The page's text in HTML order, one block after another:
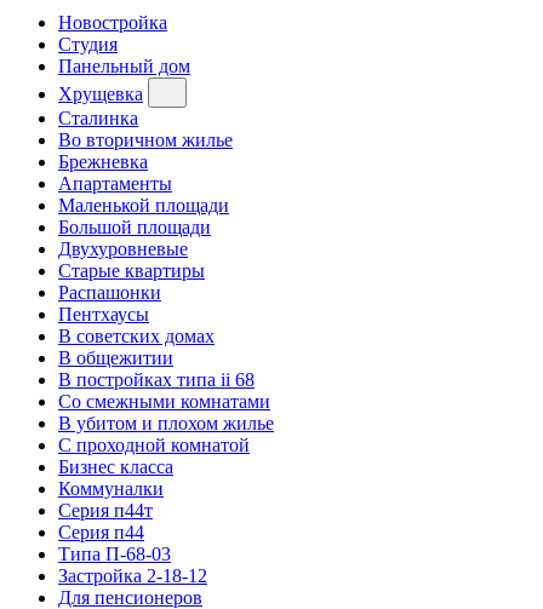
Новостройка
Студия
Панельный дом
Хрущевка
Сталинка
Во вторичном жилье
Брежневка
Апартаменты
Маленькой площади
Большой площади
Двухуровневые
Старые квартиры
Распашонки
Пентхаусы
В советских домах
В общежитии
В постройках типа ii 68
Со смежными комнатами
В убитом и плохом жилье
С проходной комнатой
Бизнес класса
Коммуналки
Серия п44т
Серия п44
Типа П-68-03
Застройка 2-18-12
Для пенсионеров